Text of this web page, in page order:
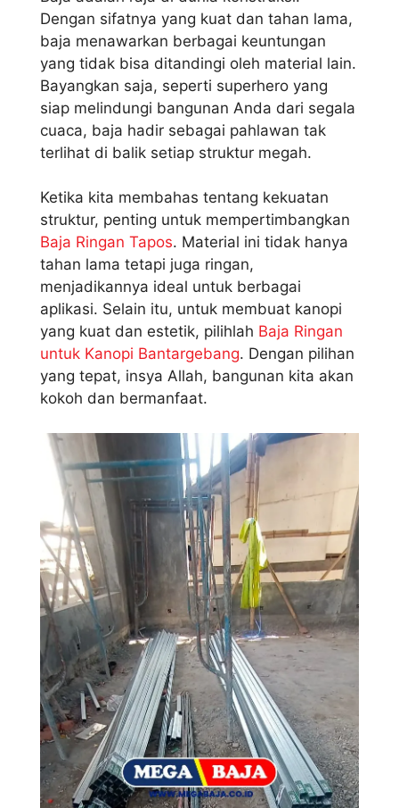
Dengan sifatnya yang kuat dan tahan lama,
baja menawarkan berbagai keuntungan
yang tidak bisa ditandingi oleh material lain.
Bayangkan saja, seperti superhero yang
siap melindungi bangunan Anda dari segala
cuaca, baja hadir sebagai pahlawan tak
terlihat di balik setiap struktur megah.
Ketika kita membahas tentang kekuatan
struktur, penting untuk mempertimbangkan
Baja Ringan Tapos. Material ini tidak hanya
tahan lama tetapi juga ringan,
menjadikannya ideal untuk berbagai
aplikasi. Selain itu, untuk membuat kanopi
yang kuat dan estetik, pilihlah Baja Ringan
untuk Kanopi Bantargebang. Dengan pilihan
yang tepat, insya Allah, bangunan kita akan
kokoh dan bermanfaat.